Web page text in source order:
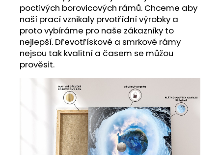
poctivých borovicových rámů. Chceme aby
naší prací vznikaly prvotřídní výrobky a
proto vybíráme pro naše zákazníky to
nejlepší. Dřevotřískové a smrkové rámy
nejsou tak kvalitní a časem se můžou
prověsit.